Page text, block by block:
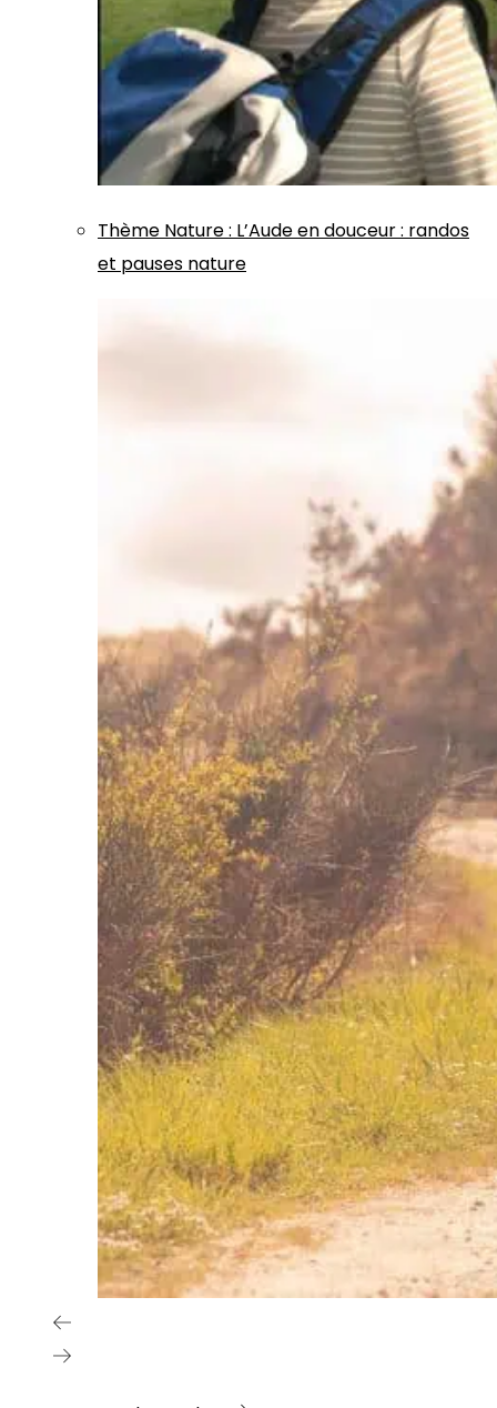
Thème Nature: L’Aude en douceur : randos
et pauses nature